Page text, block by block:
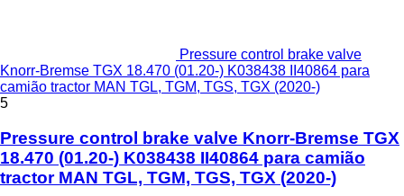
Pressure control brake valve
Knorr-Bremse TGX 18.470 (01.20-) K038438 II40864 para
camião tractor MAN TGL, TGM, TGS, TGX (2020-)
5
Pressure control brake valve Knorr-Bremse TGX
18.470 (01.20-) K038438 II40864 para camião
tractor MAN TGL, TGM, TGS, TGX (2020-)